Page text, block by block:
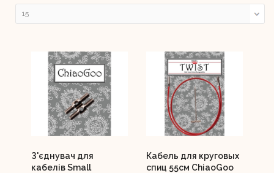
З'єднувач для
кабелів Small
Кабель для круговых
спиц 55см ChiaoGoo